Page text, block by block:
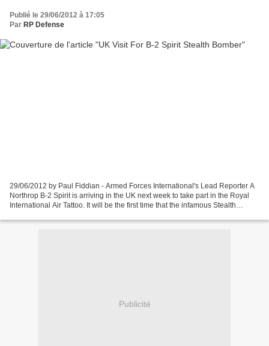
Publié le 29/06/2012 à 17:05
Par RP Defense
29/06/2012 by Paul Fiddian - Armed Forces International's Lead Reporter A
Northrop B-2 Spirit is arriving in the UK next week to take part in the Royal
International Air Tattoo. It will be the first time that the infamous Stealth
Publicité